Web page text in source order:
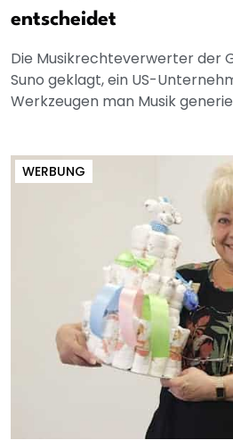
entscheidet
Die Musikrechteverwerter der
Suno geklagt, ein US-
Werkzeugen man Musik
WERBUNG